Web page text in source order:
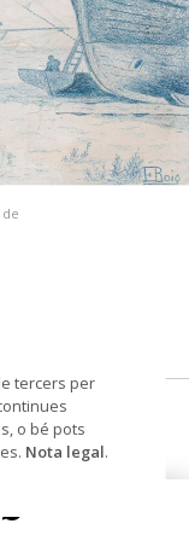
tercers per
o bé pots
Nota legal.